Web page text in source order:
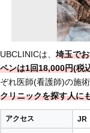
UBCLINICは、 埼玉で
ペンは1回18,000円(税
ぞれ医師(看護師)の施
クリニックを探す人に
アクセス JR